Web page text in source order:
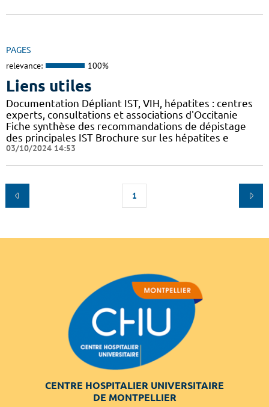
PAGES
relevance: 100%
Liens utiles
Documentation Dépliant IST, VIH, hépatites : centres
experts, consultations et associations d'Occitanie
Fiche synthèse des recommandations de dépistage
des principales IST Brochure sur les hépatites e
03/10/2024 14:53
1
CENTRE HOSPITALIER UNIVERSITAIRE
DE MONTPELLIER